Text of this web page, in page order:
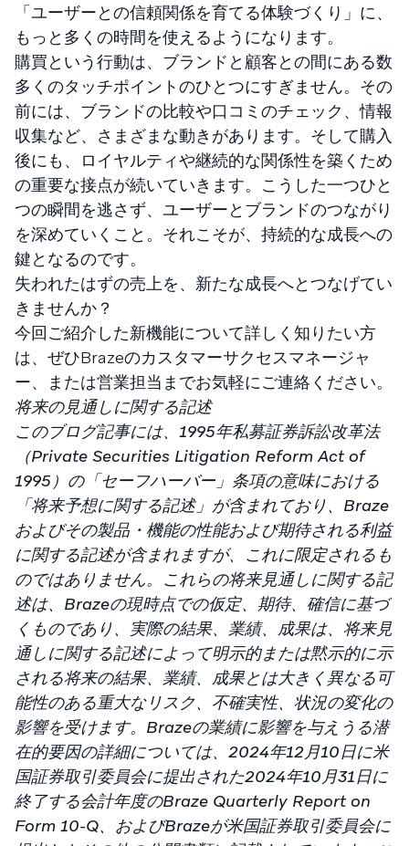
「ユーザーとの信頼関係を育てる体験づくり」に、
もっと多くの時間を使えるようになります。
購買という行動は、ブランドと顧客との間にある数
多くのタッチポイントのひとつにすぎません。その
前には、ブランドの比較や口コミのチェック、情報
収集など、さまざまな動きがあります。そして購入
後にも、ロイヤルティや継続的な関係性を築くため
の重要な接点が続いていきます。こうした一つひと
つの瞬間を逃さず、ユーザーとブランドのつながり
を深めていくこと。それこそが、持続的な成長への
鍵となるのです。
失われたはずの売上を、新たな成長へとつなげてい
きませんか？
今回ご紹介した新機能について詳しく知りたい方
は、ぜひBrazeのカスタマーサクセスマネージャ
ー、または営業担当までお気軽にご連絡ください。
将来の見通しに関する記述
このブログ記事には、1995年私募証券訴訟改革法
（Private Securities Litigation Reform Act of
1995）の「セーフハーバー」条項の意味における
「将来予想に関する記述」が含まれており、Braze
およびその製品・機能の性能および期待される利益
に関する記述が含まれますが、これに限定されるも
のではありません。これらの将来見通しに関する記
述は、Brazeの現時点での仮定、期待、確信に基づ
くものであり、実際の結果、業績、成果は、将来見
通しに関する記述によって明示的または黙示的に示
される将来の結果、業績、成果とは大きく異なる可
能性のある重大なリスク、不確実性、状況の変化の
影響を受けます。Brazeの業績に影響を与えうる潜
在的要因の詳細については、2024年12月10日に米
国証券取引委員会に提出された2024年10月31日に
終了する会計年度のBraze Quarterly Report on
Form 10-Q、およびBrazeが米国証券取引委員会に